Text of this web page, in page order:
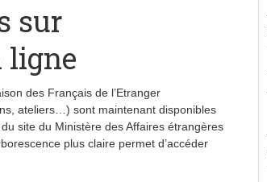
sur
ligne
des Français de l’Etranger
ateliers…) sont maintenant disponibles
site du Ministère des Affaires étrangères
plus claire permet d’accéder